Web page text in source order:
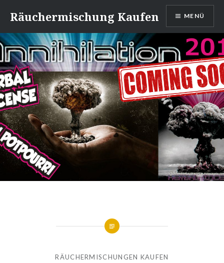
zum
Inhalt
Räuchermischung Kaufen MENÜ
RÄUCHERMISCHUNGEN KAUFEN